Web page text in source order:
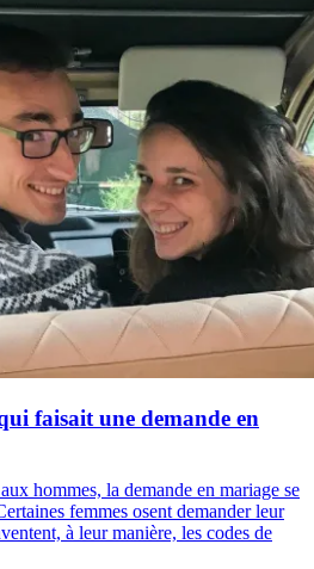
faisait une demande en
hommes, la demande en mariage se
femmes osent demander leur
à leur manière, les codes de